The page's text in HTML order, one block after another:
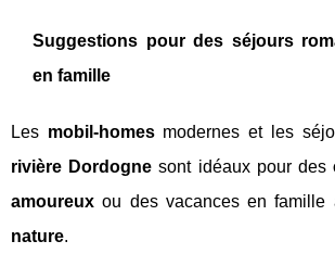
Suggestions pour des séjours
en famille
Les mobil-homesmodernes et les
rivière Dordogne sont idéaux pour des
amoureux ou des vacances en
nature.